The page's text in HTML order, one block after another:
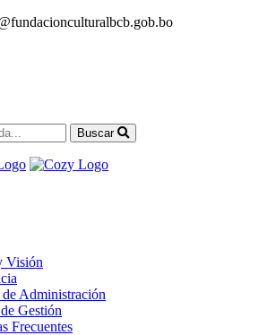
Buscar
Visión
Administración
Gestión
Frecuentes